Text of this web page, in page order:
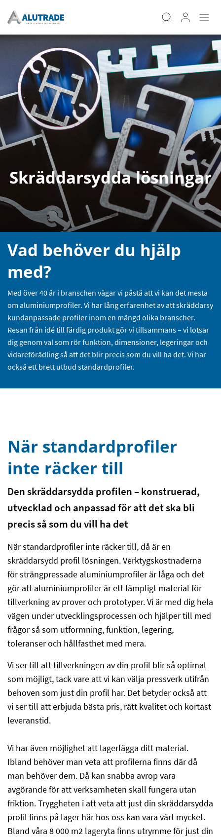
Skräddarsydda lösningar
Vad behöver du hjälp
med?
Med över 40 år i branschen vågar vi påstå att vi kan det mesta
om aluminiumprofiler. Vi har lång erfarenhet av att skräddarsy
kundanpassade profiler inom en mängd olika branscher.
Resan från idé till färdig produkt gör vi tillsammans – vi lotsar
dig genom val som rör funktion, dimensioner, legeringar och
vidareförädling så att det blir precis som du vill ha det. Vi har
också ett brett utbud standardprofiler.
När standardprofiler
inte räcker till
Den skräddarsydda profilen – konstruerad,
utvecklad och anpassad för att det ska bli
precis så som du vill ha det
När standardprofiler inte räcker till, då är en
skräddarsydd profil lösningen. Verktygskostnaderna
för strängpressade aluminiumprofiler är låga och det
gör att aluminiumprofiler är ett lämpligt material för
tillverkning av prover och prototyper. Vi är med dig hela
vägen under utvecklingsprocessen och hjälper till med
frågor så som utformning, funktion, legering,
toleranser och hållfasthet med mera.
Vi ser till att tillverkningen av din profil blir så optimal
som möjligt, tack vare att vi kan välja pressverk utifrån
behoven som just din profil har. Det betyder också att
vi ser till att erbjuda bästa pris, rätt kvalitet och kortast
leveranstid.
Vi har även möjlighet att lagerlägga ditt material.
Ibland behöver man veta att profilerna finns där då
man behöver dem. Då kan snabba avrop vara
avgörande för attverksamheten skall fungera utan
friktion.Tryggheten i att veta att just din skräddarsydda
profil finns på lager här hos oss kan vara värt mycket.
Bland våra 8 000 m2 lageryta finns utrymme för just din